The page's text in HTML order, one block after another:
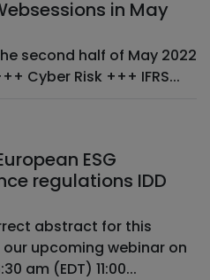
in May
Cyber Risk +++ IFRS...
ESG
regulations IDD
abstract for this
May 6, 2022 5:00 am - 6:30 am (EDT) 11:00...